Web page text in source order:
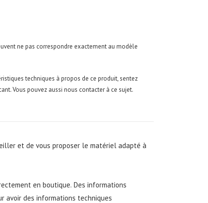
ne pas correspondre exactement au modèle
techniques à propos de ce produit, sentez
Vous pouvez aussi nous contacter à ce sujet.
et de vous proposer le matériel adapté à
en boutique. Des informations
avoir des informations techniques